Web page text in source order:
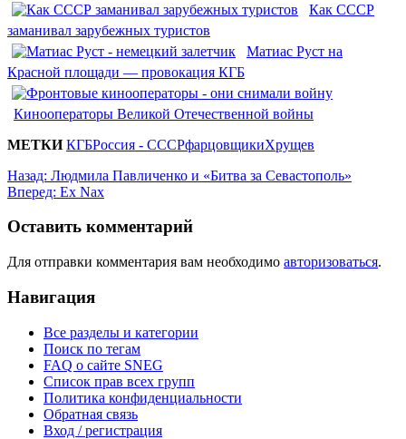
Как СССР
заманивал зарубежных туристов
Матиас Руст на
Красной площади — провокация КГБ
Кинооператоры Великой Отечественной войны
МЕТКИКГБРоссия - СССРфарцовщикиХрущев
Назад: Людмила Павличенко и «Битва за Севастополь»
Вперед: Ex Nax
Оставить комментарий
Для отправки комментария вам необходимо авторизоваться.
Навигация
Все разделы и категории
Поиск по тегам
FAQ о сайте SNEG
Список прав всех групп
Политика конфиденциальности
Обратная связь
Вход / регистрация